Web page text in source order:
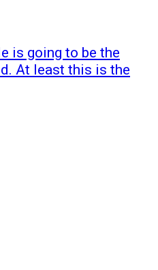
is going to be the
At least this is the